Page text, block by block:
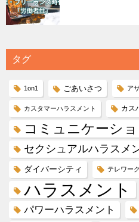
タグ
1on1 ごあいさつ ア
カスタマーハラスメント カス
コミュニケーシ
セクシュアルハラスメ
ダイバーシティ テレワーク
ハラスメント
パワーハラスメント